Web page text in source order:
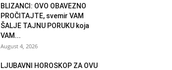
BLIZANCI: OVO OBAVEZNO
PROČITAJTE, svemir VAM
ŠALJE TAJNU PORUKU koja
VAM...
August 4, 2026
LJUBAVNI HOROSKOP ZA OVU